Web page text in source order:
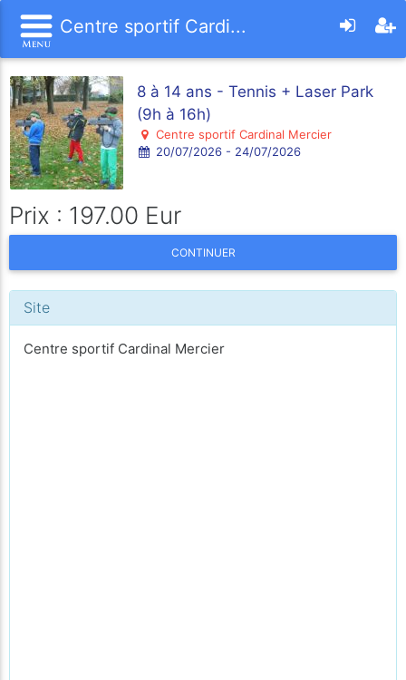
Centre sportif Cardi...
8 à 14 ans - Tennis + Laser Park
(9h à 16h)
Centre sportif Cardinal Mercier
20/07/2026 - 24/07/2026
Prix : 197.00 Eur
CONTINUER
Site
Centre sportif Cardinal Mercier